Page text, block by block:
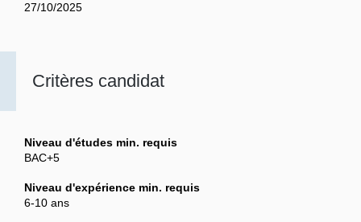
27/10/2025
Critères candidat
Niveau d'études min. requis
BAC+5
Niveau d'expérience min. requis
6-10 ans